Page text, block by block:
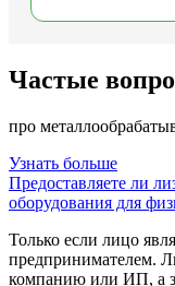
Частые
про
Узнать больше
Предоставляете ли
оборудования для
Только если лицо
предпринимателем.
компанию или ИП, а